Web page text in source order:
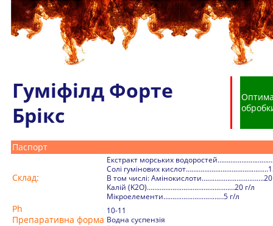
Гуміфілд Форте
Брікс
Паспорт
Склад:
Екстракт морських
Солі гумінових
В том числі: Амінокислоти…………………………….20
Калій (K2O)…………………………………………20 г/л
Мікроелементи……………………………5 г/л
Ph
Препаративна форма
10-11
Водна суспензія